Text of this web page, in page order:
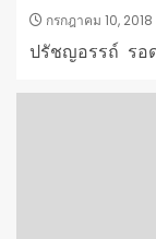
กรกฎาคม 10, 2018
ปรัชญอรรถ์ รอ